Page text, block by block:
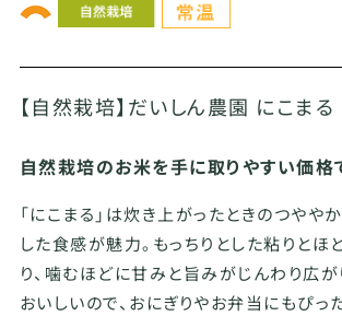
【自然栽培】だいしん農園 にこま
自然栽培のお米を手に取りやすい価格
「にこまる」は炊き上がったときのつややか
した食感が魅力。もっちりとした粘りとほ
り、噛むほどに甘みと旨みがじんわり広が
おいしいので、おにぎりやお弁当にもぴった